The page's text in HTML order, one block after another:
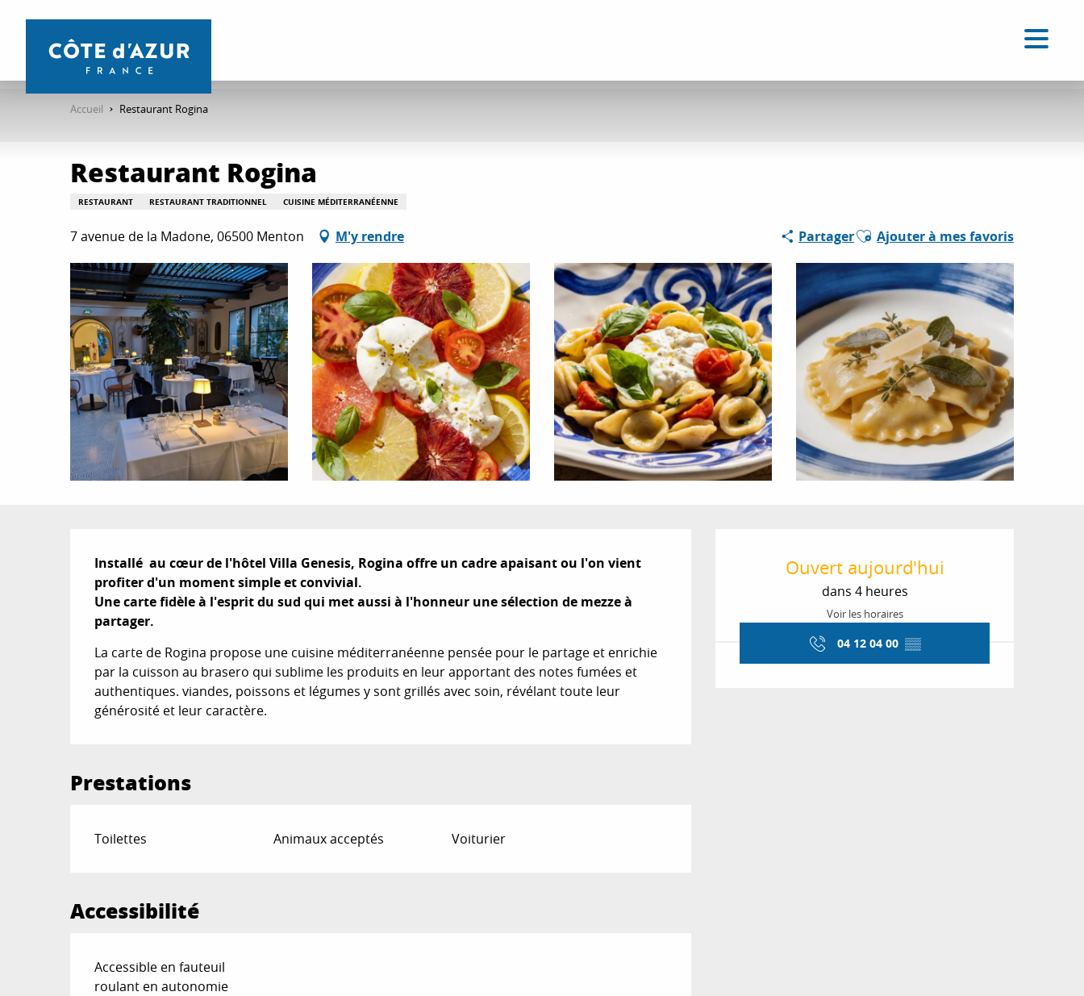
contenu
Accueil Restaurant Rogina
Restaurant Rogina
RESTAURANT RESTAURANT TRADITIONNEL CUISINE MÉDITERRANÉENNE
7 avenue de la Madone, 06500 Menton M'y rendre PartagerAjouter aux favoris
Ajouter à mes favoris
Ouverture et
Ouvert aujourd'hui
dans 4 heures
Voir les horaires
04 12 04 00 ▒▒
Description
Installé  au cœur de l'hôtel Villa Genesis, Rogina offre un cadre apaisant ou l'on vient
profiter d'un moment simple et convivial.
Une carte fidèle à l'esprit du sud qui met aussi à l'honneur une sélection de mezze à
partager.
La carte de Rogina propose une cuisine méditerranéenne pensée pour le partage et enrichie
par la cuisson au brasero qui sublime les produits en leur apportant des notes fumées et
authentiques. viandes, poissons et légumes y sont grillés avec soin, révélant toute leur
générosité et leur caractère.
Prestations
Toilettes Animaux acceptés Voiturier
Accessibilité
Accessible en fauteuil
roulant en autonomie